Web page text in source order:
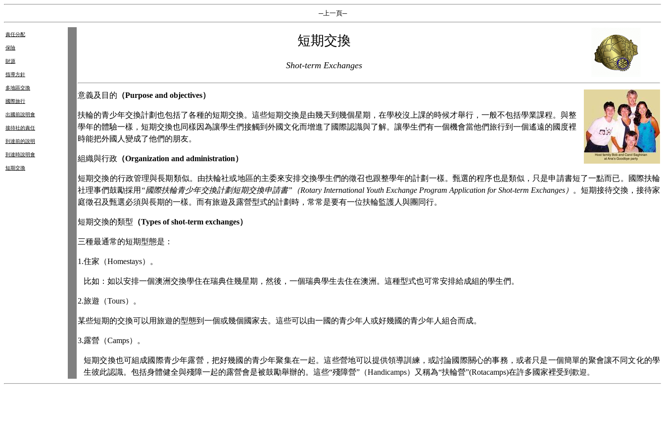
─上一頁─
責任分配
保險
財源
指導方針
多地區交換
國際旅行
出國前說明會
接待社的責任
到達前的說明
到達時說明會
短期交換
短期交換
Shot-term Exchanges
意義及目的 （Purpose and objectives）
扶輪的青少年交換計劃也包括了各種的短期交換。這些短期交換是由幾天到幾個星期，在學校沒上課的時候才舉行，一般不包括學業課程。與整
學年的體驗一樣，短期交換也同樣因為讓學生們接觸到外國文化而增進了國際認識與了解。讓學生們有一個機會當他們旅行到一個遙遠的國度裡
時能把外國人變成了他們的朋友。
組織與行政 （Organization and administration）
短期交換的行政管理與長期類似。由扶輪社或地區的主委來安排交換學生們的徵召也跟整學年的計劃一樣。甄選的程序也是類似，只是申請書短了一點而已。國際扶輪
社理事們鼓勵採用 “國際扶輪青少年交換計劃短期交換申請書” （Rotary International Youth Exchange Program Application for Shot-term Exchanges ）
。短期接待交換，接待家
庭徵召及甄選必須與長期的一樣。而有旅遊及露營型式的計劃時，常常是要有一位扶輪監護人與團同行。
短期交換的類型 （Types of shot-term exchanges）
三種最通常的短期型態是：
1.住家（Homestays）。
比如：如以安排一個澳洲交換學住在瑞典住幾星期，然後，一個瑞典學生去住在澳洲。這種型式也可常安排給成組的學生們。
2.旅遊 （Tours）。
某些短期的交換可以用旅遊的型態到一個或幾個國家去。這些可以由一國的青少年人或好幾國的青少年人組合而成。
3.露營（Camps）。
短期交換也可組成國際青少年露營，把好幾國的青少年聚集在一起。這些營地可以提供領導訓練，或討論國際關心的事務，或者只是一個簡單的聚會讓不同文化的學
生彼此認識。包括身體健全與殘障一起的露營會是被鼓勵舉辦的。這些“殘障營”（Handicamps）又稱為“扶輪營”(Rotacamps)在許多國家裡受到 歡迎。